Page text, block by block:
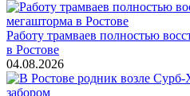
Работу трамваев полностью
в Ростове
04.08.2026